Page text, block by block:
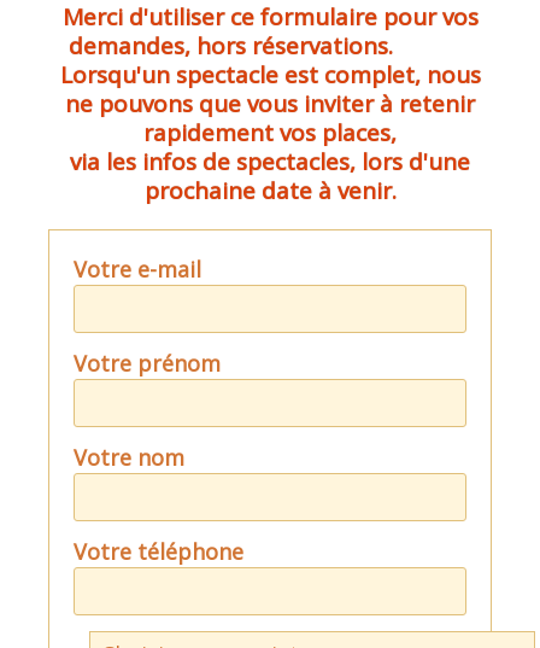
Merci d'utiliser ce formulaire pour vos
demandes, hors réservations.
Lorsqu'un spectacle est complet, nous
ne pouvons que vous inviter à retenir
rapidement vos places,
via les infos de spectacles, lors d'une
prochaine date à venir.
Votre e-mail
Votre prénom
Votre nom
Votre téléphone